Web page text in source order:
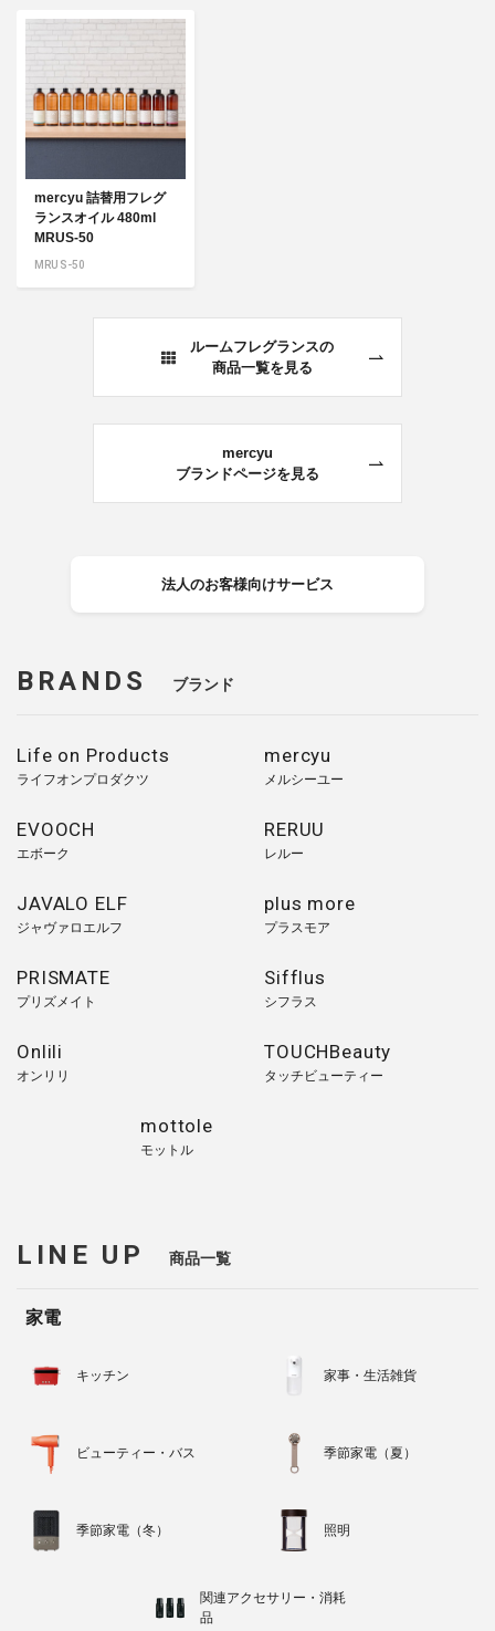
mercyu 詰替用フレグ
ランスオイル 480ml
MRUS-50
MRUS-50
ルームフレグランスの
商品一覧を見る
mercyu
ブランドページを見る
法人のお客様向けサービス
BRANDS ブランド
Life on Products
ライフオンプロダクツ
mercyu
メルシーユー
EVOOCH
エボーク
RERUU
レルー
JAVALO ELF
ジャヴァロエルフ
plus more
プラスモア
PRISMATE
プリズメイト
Sifflus
シフラス
Onlili
オンリリ
TOUCHBeauty
タッチビューティー
mottole
モットル
LINE UP 商品一覧
家電
キッチン 家事・生活雑貨
ビューティー・バス 季節家電（夏）
季節家電（冬） 照明
関連アクセサリー・消耗
品